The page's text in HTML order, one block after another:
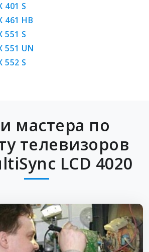
401 S
461 HB
551 S
551 UN
552 S
мастера по
телевизоров
LCD 4020